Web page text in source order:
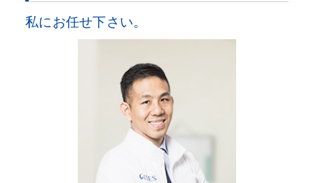
私にお任せ下さい。